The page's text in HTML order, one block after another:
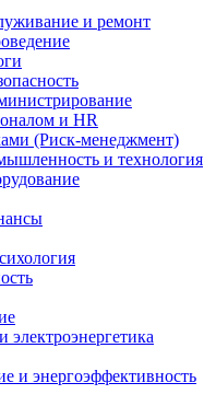
и ремонт
и HR
(Риск-менеджмент)
и технология
электроэнергетика
и энергоэффективность